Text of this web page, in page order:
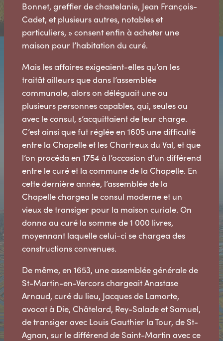
Bonnet, greffier de chastelanie, Jean François-
Cadet, et plusieurs autres, notables et
particuliers, » consent enfin à acheter une
maison pour l’habitation du curé.
Mais les affaires exigeaient-elles qu’on les
traitât ailleurs que dans l’assemblée
communale, alors on déléguait une ou
plusieurs personnes capables, qui, seules ou
avec le consul, s’acquittaient de leur charge.
C’est ainsi que fut réglée en 1605 une difficulté
entre la Chapelle et les Chartreux du Val, et que
l’on procéda en 1754 à l’occasion d’un différend
entre le curé et la commune de la Chapelle. En
cette dernière année, l’assemblée de la
Chapelle chargea le consul moderne et un
vieux de transiger pour la maison curiale. On
donna au curé la somme de 1 000 livres,
moyennant laquelle celui-ci se chargea des
constructions convenues.
De même, en 1653, une assemblée générale de
St-Martin-en-Vercors chargeait Anastase
Arnaud, curé du lieu, Jacques de Lamorte,
avocat à Die, Châtelard, Rey-Salade et Samuel,
de transiger avec Louis Gauthier la Tour, de St-
Agnan, sur le différend de Saint-Martin avec ce